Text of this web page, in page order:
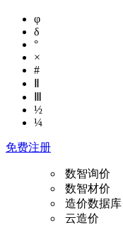
φ
δ
°
×
#
½
¼
免费注册
数智询价
数智材价
造价数据库
云造价